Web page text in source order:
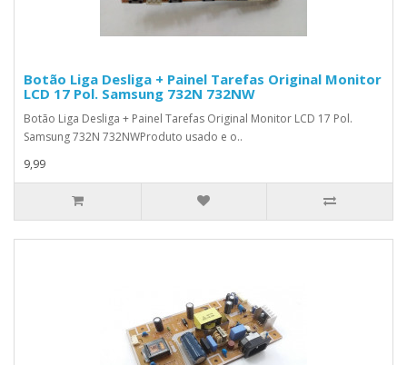
Botão Liga Desliga + Painel Tarefas Original Monitor
LCD 17 Pol. Samsung 732N 732NW
Botão Liga Desliga + Painel Tarefas Original Monitor LCD 17 Pol.
Samsung 732N 732NWProduto usado e o..
9,99